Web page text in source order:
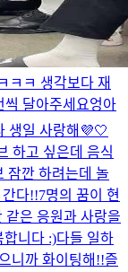
ㅋㅋ 생각보다 재
씩 달아주세요엉아
생일 사랑해💜🤍
하고 싶은데 음식
잠깐 하려는데 놀
간다!!7명의 꿈이 현
같은 응원과 사랑을
합니다 :)다들 일하
니까 화이팅해!!즐